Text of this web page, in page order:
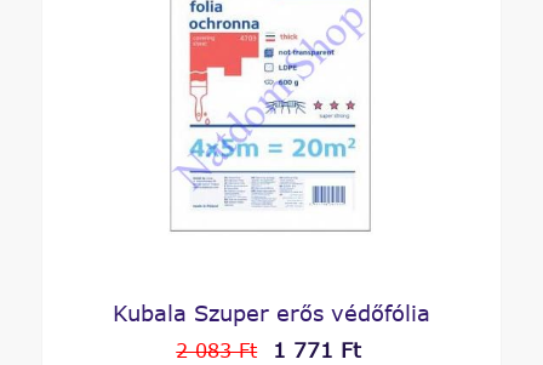
Kubala Szuper erős védőfólia
2 083 Ft 1 771 Ft